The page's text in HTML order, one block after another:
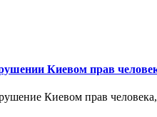
Киевом прав
Киевом прав